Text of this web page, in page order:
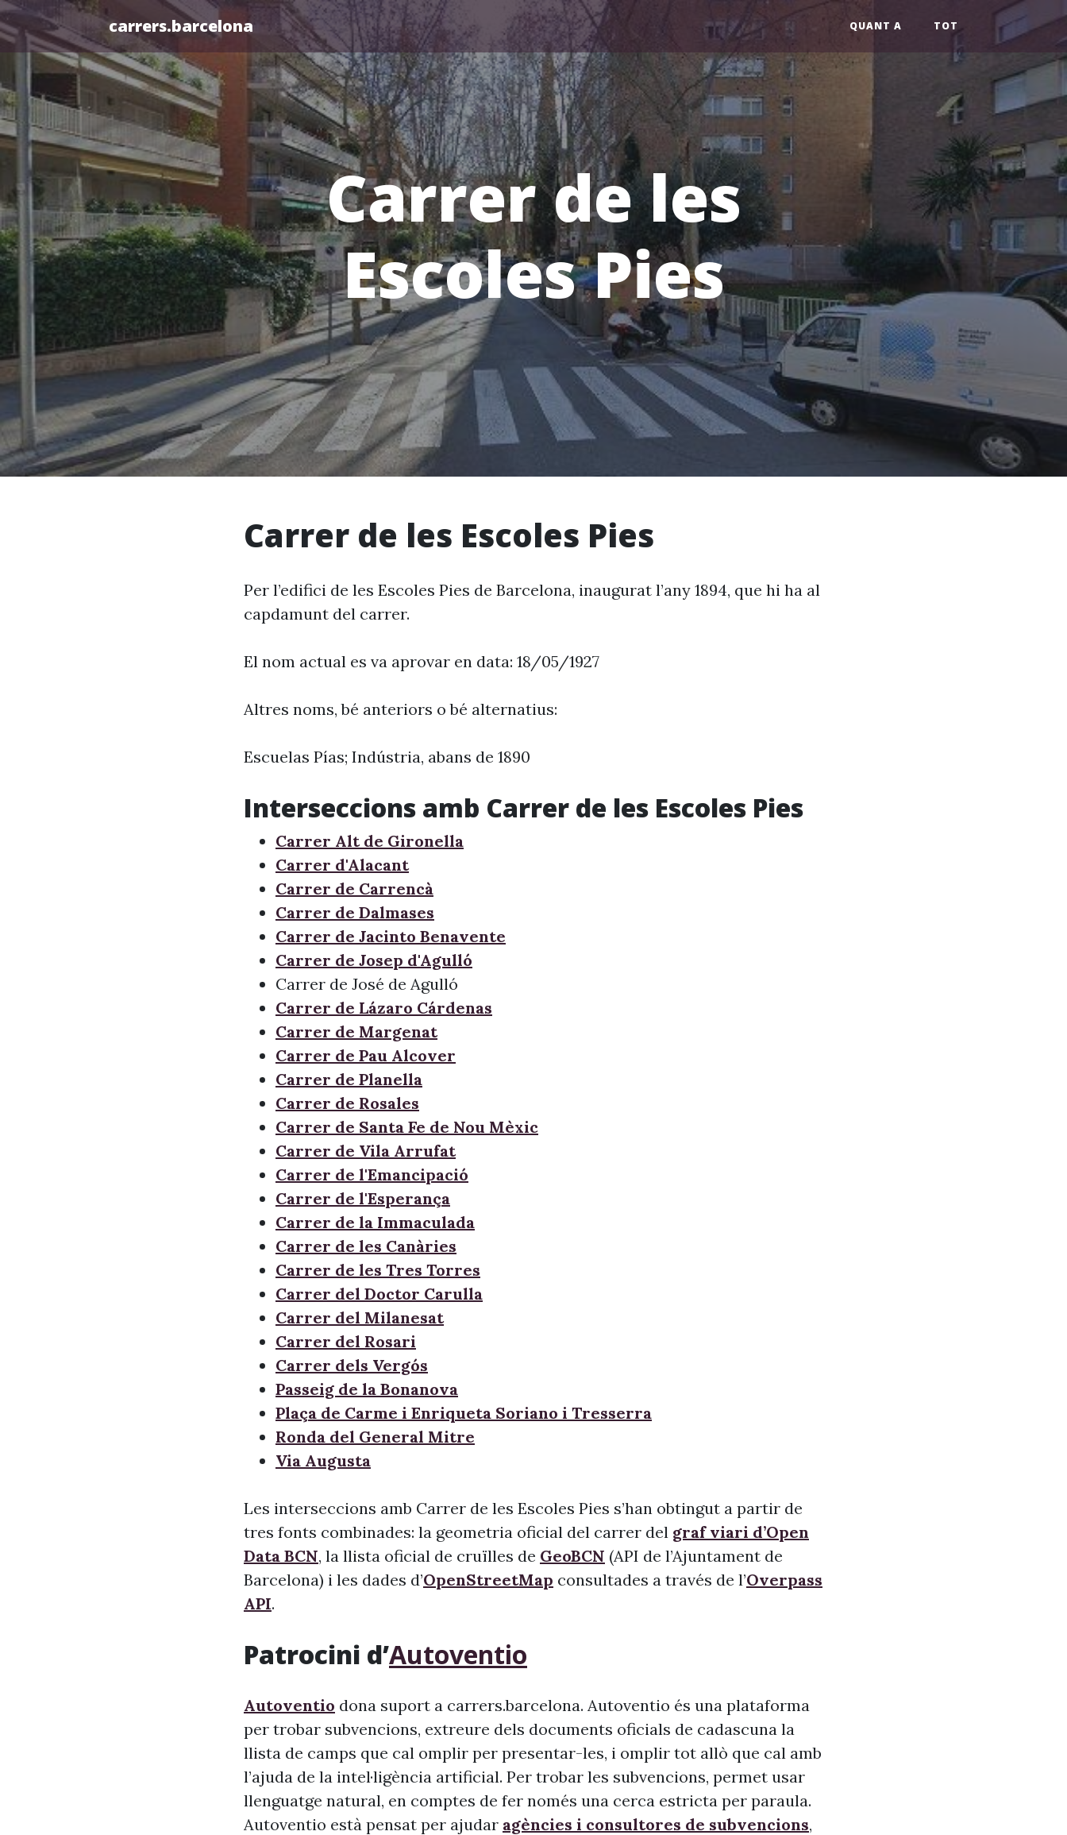
carrers.barcelona QUANT A TOT
Carrer de les
Escoles Pies
Carrer de les Escoles Pies
Per l’edifici de les Escoles Pies de Barcelona, inaugurat l’any 1894, que hi ha al
capdamunt del carrer.
El nom actual es va aprovar en data: 18/05/1927
Altres noms, bé anteriors o bé alternatius:
Escuelas Pías; Indústria, abans de 1890
Interseccions amb Carrer de les Escoles Pies
Carrer Alt de Gironella
Carrer d'Alacant
Carrer de Carrencà
Carrer de Dalmases
Carrer de Jacinto Benavente
Carrer de Josep d'Agulló
Carrer de José de Agulló
Carrer de Lázaro Cárdenas
Carrer de Margenat
Carrer de Pau Alcover
Carrer de Planella
Carrer de Rosales
Carrer de Santa Fe de Nou Mèxic
Carrer de Vila Arrufat
Carrer de l'Emancipació
Carrer de l'Esperança
Carrer de la Immaculada
Carrer de les Canàries
Carrer de les Tres Torres
Carrer del Doctor Carulla
Carrer del Milanesat
Carrer del Rosari
Carrer dels Vergós
Passeig de la Bonanova
Plaça de Carme i Enriqueta Soriano i Tresserra
Ronda del General Mitre
Via Augusta
Les interseccions amb Carrer de les Escoles Pies s’han obtingut a partir de
tres fonts combinades: la geometria oficial del carrer del graf viari d’Open
Data BCN, la llista oficial de cruïlles de GeoBCN (API de l’Ajuntament de
Barcelona) i les dades d’OpenStreetMap consultades a través de l’Overpass
API.
Patrocini d’Autoventio
Autoventio dona suport a carrers.barcelona. Autoventio és una plataforma
per trobar subvencions, extreure dels documents oficials de cadascuna la
llista de camps que cal omplir per presentar-les, i omplir tot allò que cal amb
l’ajuda de la intel·ligència artificial. Per trobar les subvencions, permet usar
llenguatge natural, en comptes de fer només una cerca estricta per paraula.
Autoventio està pensat per ajudar agències i consultores de subvencions,